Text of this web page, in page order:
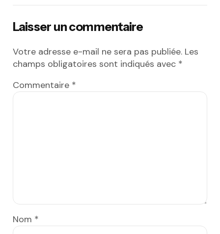
Laisser un commentaire
Votre adresse e-mail ne sera pas publiée. Les
champs obligatoires sont indiqués avec *
Commentaire *
Nom *